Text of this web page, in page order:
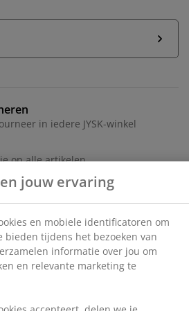
in iedere JYSK-winkel
op alle artikelen
en rugkussens van schuim.
Kan worden gespiegeld. B256
goede ervaring te bieden
onze website. Cookies
jou om functionaliteit,
marketing te waarborgen.
accepteert, delen we je
(zoals
gepersonaliseerde en
meer lezen over de
en je toestemming op elk